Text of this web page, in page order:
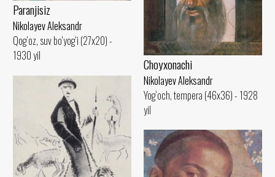
Paranjisiz
Nikolayev Aleksandr
Qog‘oz, suv bo‘yog‘i (27x20) -
1930 yil
Choyxonachi
Nikolayev Aleksandr
Yog‘och, tempera (46x36) - 1928
yil